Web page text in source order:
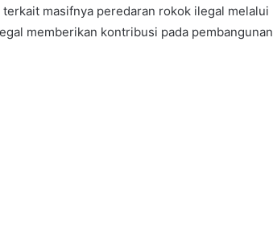
masifnya peredaran rokok ilegal melalui
memberikan kontribusi pada pembangunan